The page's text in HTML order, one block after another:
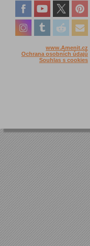
www.Amenit.cz
Ochrana osobních údajů
Souhlas s cookies